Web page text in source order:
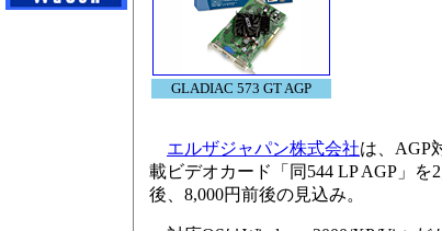
GLADIAC 573 GT AGP
エルザジャパン株式会社は、AGP
載ビデオカード「同544 LP AGP」
後、8,000円前後の見込み。